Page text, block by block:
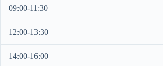
09:00-11:30
12:00-13:30
14:00-16:00